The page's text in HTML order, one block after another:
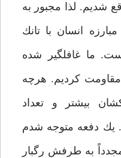
شديم. لذا مجبور به
انسان با تانك
ما غافلگير شده
مقاومت كرديم. هرچه
بيشتر و تعداد
يك دفعه متوجه شدم
به طرفش رگبار